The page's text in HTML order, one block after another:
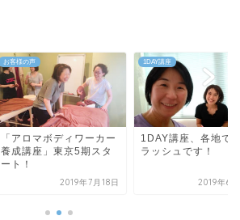
お客様の声
「アロマボディワーカー
養成講座」東京5期スタ
ート！
2019年7月18日
1DAY講座
1DAY講座、各地で
ラッシュです！
2019年6